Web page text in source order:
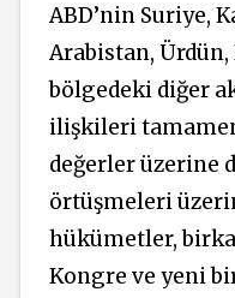
ABD’nin Suriye,
Arabistan, Ürdün,
bölgedeki diğer
ilişkileri
değerler üzerine
örtüşmeleri
hükümetler,
Kongre ve yeni